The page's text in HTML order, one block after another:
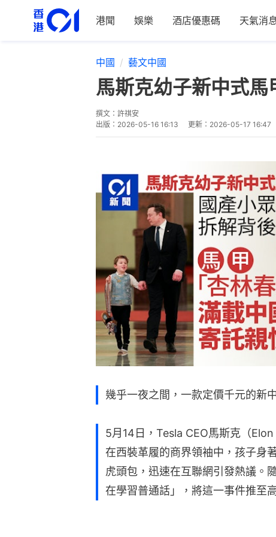
港聞 娛樂 酒店優惠碼 天氣消
中國 藝文中國
馬斯克幼子新中式
撰文： 許祺安
出版： 2026-05-16 16:13 更新： 2026-05-17 16:47
幾乎一夜之間，一款定價千元的新
5月14日，Tesla CEO馬斯克（
在西裝革履的商界領袖中，孩子身
虎頭包，迅速在互聯網引發熱議。
在學習普通話」，將這一事件推至